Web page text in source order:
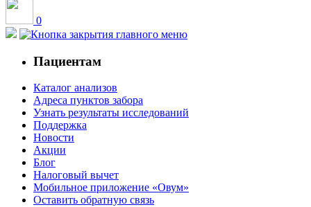
0
Пациентам
Каталог анализов
Адреса пунктов забора
Узнать результаты исследований
Поддержка
Новости
Акции
Блог
Налоговый вычет
Мобильное приложение «Овум»
Оставить обратную связь